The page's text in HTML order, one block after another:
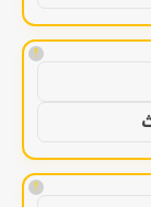
!
!